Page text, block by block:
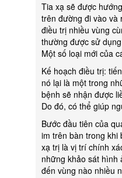
Tia xạ sẽ được
trên đường đi vào và
điều trị nhiều vùng
thường được sử
Một số loại mới của
Kế hoạch điều trị:
nó lại là một trong
bệnh sẽ nhận được
Do đó, có thể giúp
Bước đầu tiên của
im trên bàn trong khi
xạ trị là vị trí chính
những khảo sát hình
đến vùng nào nhiều